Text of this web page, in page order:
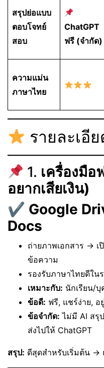
สรุปย่อแบบ
ตอบโจทย์
สอบ
ChatGPT
ฟรี (จำกัด)
ความแม่น
ภาษาไทย
รายละเอี
1. เครื่องมื
อยากเสียเงิน)
✔ Google
Docs
ถ่ายภาพเอกสาร → เ
ข้อความ
รองรับภาษาไทยดีใน
เหมาะกับ: นักเรียน/
ข้อดี: ฟรี, แชร์ง่าย,
ข้อจำกัด: ไม่มี AI สรุ
ส่งไปให้ ChatGPT
สรุป: ดีสุดสำหรับเริ่มต้น →